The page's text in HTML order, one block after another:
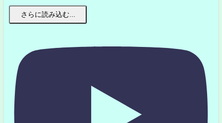
さらに読み込む...